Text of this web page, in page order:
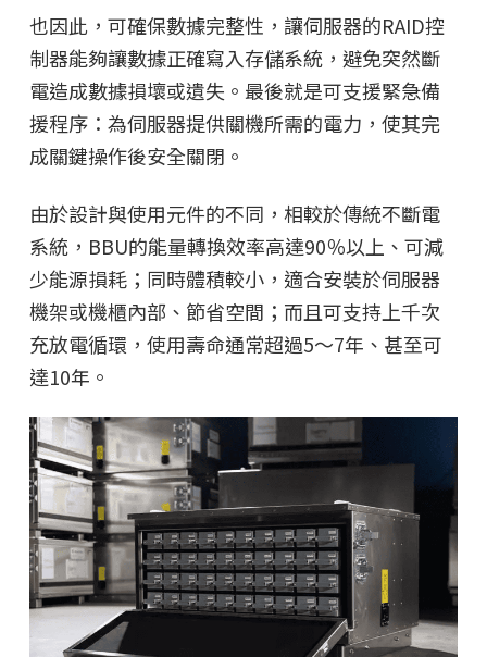
也因此，可確保數據完整性，讓伺服器的RAID控
制器能夠讓數據正確寫入存儲系統，避免突然斷
電造成數據損壞或遺失。最後就是可支援緊急備
援程序：為伺服器提供關機所需的電力，使其完
成關鍵操作後安全關閉。
由於設計與使用元件的不同，相較於傳統不斷電
系統，BBU的能量轉換效率高達90％以上、可減
少能源損耗；同時體積較小，適合安裝於伺服器
機架或機櫃內部、節省空間；而且可支持上千次
充放電循環，使用壽命通常超過5～7年、甚至可
達10年。